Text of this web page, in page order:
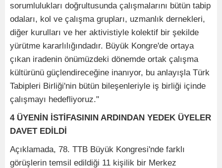
sorumlulukları doğrultusunda çalışmalarını bütün tabip
odaları, kol ve çalışma grupları, uzmanlık dernekleri,
diğer kurulları ve her aktivistiyle kolektif bir şekilde
yürütme kararlılığındadır. Büyük Kongre'de ortaya
çıkan iradenin önümüzdeki dönemde ortak çalışma
kültürünü güçlendireceğine inanıyor, bu anlayışla Türk
Tabipleri Birliği'nin bütün bileşenleriyle iş birliği içinde
çalışmayı hedefliyoruz."
4 ÜYENİN İSTİFASININ ARDINDAN YEDEK ÜYELER
DAVET EDİLDİ
Açıklamada, 78. TTB Büyük Kongresi'nde farklı
görüşlerin temsil edildiği 11 kişilik bir Merkez